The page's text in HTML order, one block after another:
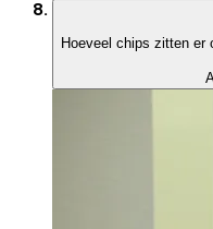
Hoeveel chips zitten er